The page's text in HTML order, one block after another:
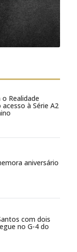
Realidade
à Série A2
aniversário
com dois
no G-4 do